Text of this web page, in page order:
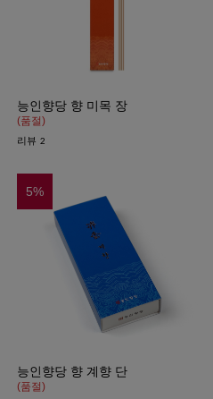
능인향당 향 미목 장
(품절)
리뷰 2
5%
능인향당 향 계향 단
(품절)